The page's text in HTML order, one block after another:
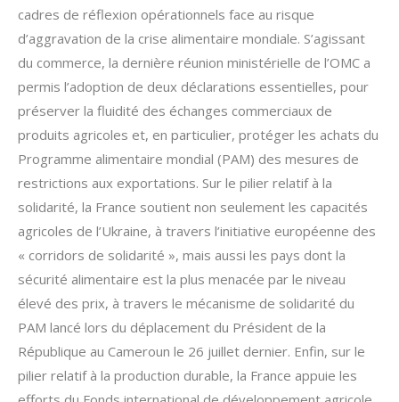
cadres de réflexion opérationnels face au risque
d’aggravation de la crise alimentaire mondiale. S’agissant
du commerce, la dernière réunion ministérielle de l’OMC a
permis l’adoption de deux déclarations essentielles, pour
préserver la fluidité des échanges commerciaux de
produits agricoles et, en particulier, protéger les achats du
Programme alimentaire mondial (PAM) des mesures de
restrictions aux exportations. Sur le pilier relatif à la
solidarité, la France soutient non seulement les capacités
agricoles de l’Ukraine, à travers l’initiative européenne des
« corridors de solidarité », mais aussi les pays dont la
sécurité alimentaire est la plus menacée par le niveau
élevé des prix, à travers le mécanisme de solidarité du
PAM lancé lors du déplacement du Président de la
République au Cameroun le 26 juillet dernier. Enfin, sur le
pilier relatif à la production durable, la France appuie les